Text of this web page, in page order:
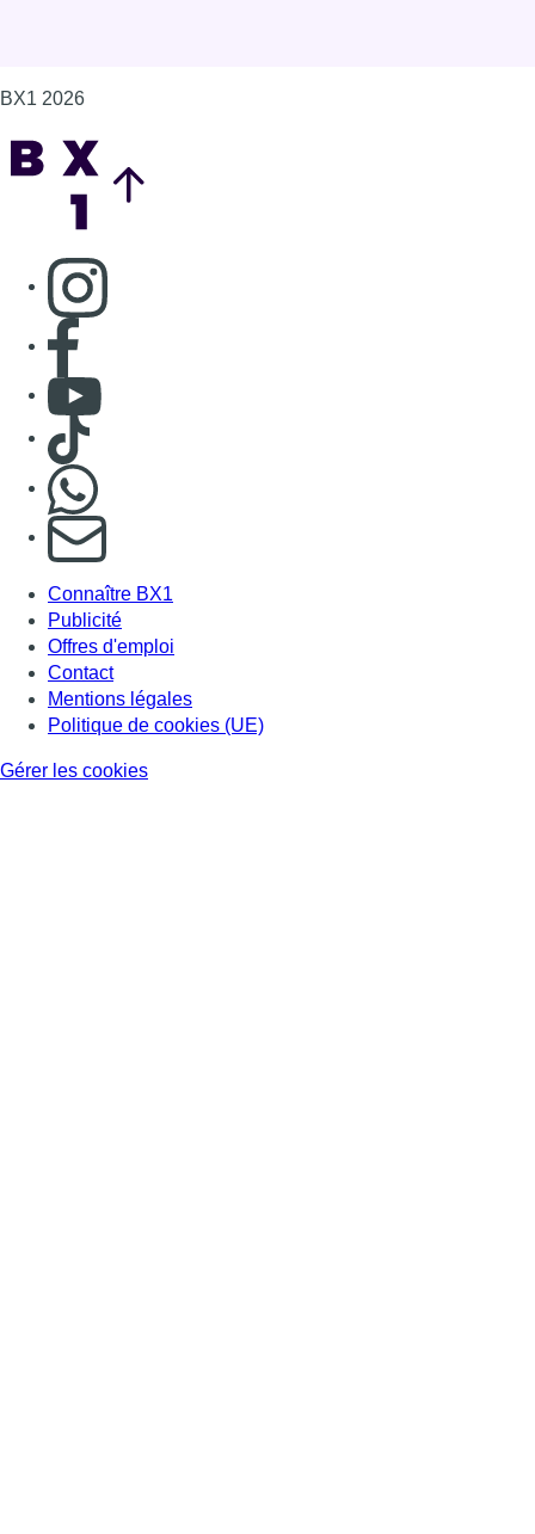
BX1 2026
Consulter page Instagram
Consulter page Facebook
Consulter Youtube
Consulter TikTok
S'abonner à notre newsletter
Connaître BX1
Publicité
Offres d'emploi
Contact
Mentions légales
Politique de cookies (UE)
Gérer les cookies